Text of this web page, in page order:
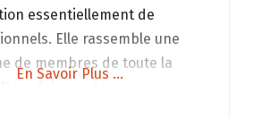
essentiellement de
Elle rassemble une
de membres de toute la
En Savoir Plus ...